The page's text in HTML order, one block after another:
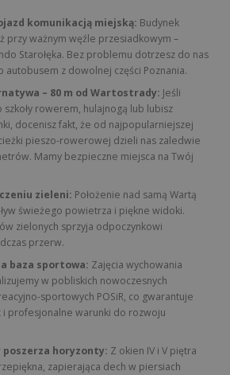
komunikacją miejską: Budynek
przy ważnym węźle przesiadkowym –
Starołęka. Bez problemu dotrzesz do nas
autobusem z dowolnej części Poznania.
– 80 m od Wartostrady: Jeśli
rowerem, hulajnogą lub lubisz
docenisz fakt, że od najpopularniejszej
pieszo-rowerowej dzieli nas zaledwie
Mamy bezpieczne miejsca na Twój
zieleni: Położenie nad samą Wartą
świeżego powietrza i piękne widoki.
zielonych sprzyja odpoczynkowi
przerw.
baza sportowa: Zajęcia wychowania
w pobliskich nowoczesnych
sportowych POSiR, co gwarantuje
i profesjonalne warunki do rozwoju
horyzonty: Z okien IV i V piętra
zapierająca dech w piersiach